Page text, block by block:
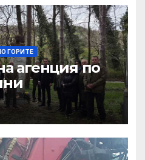
ГОРИТЕ
агенция по